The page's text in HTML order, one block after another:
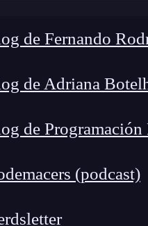
de Fernando
de Adriana
de
(podcast)
incorporé a un
la seguridad